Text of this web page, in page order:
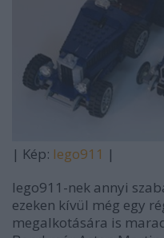
| Kép: lego911 |
lego911-nek annyi
ezeken kívül még egy
megalkotására is